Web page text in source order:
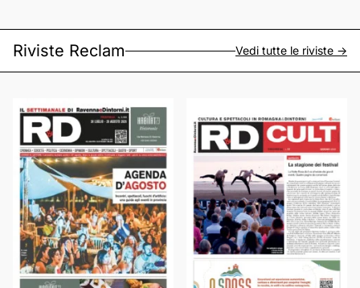
Riviste Reclam Vedi tutte le riviste ->